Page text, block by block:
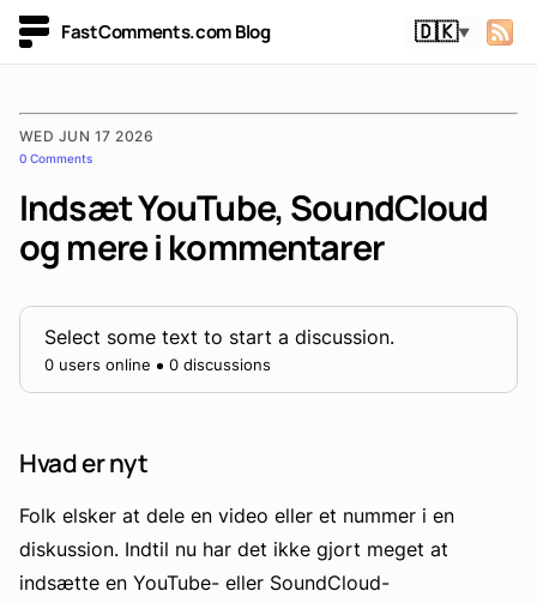
FastComments.com Blog 🇩🇰▼
WED JUN 17 2026
0 Comments
Indsæt YouTube, SoundCloud
og mere i kommentarer
Select some text to start a discussion.
0 users online 0 discussions
Hvad er nyt
Folk elsker at dele en video eller et nummer i en
diskussion. Indtil nu har det ikke gjort meget at
indsætte en YouTube- eller SoundCloud-